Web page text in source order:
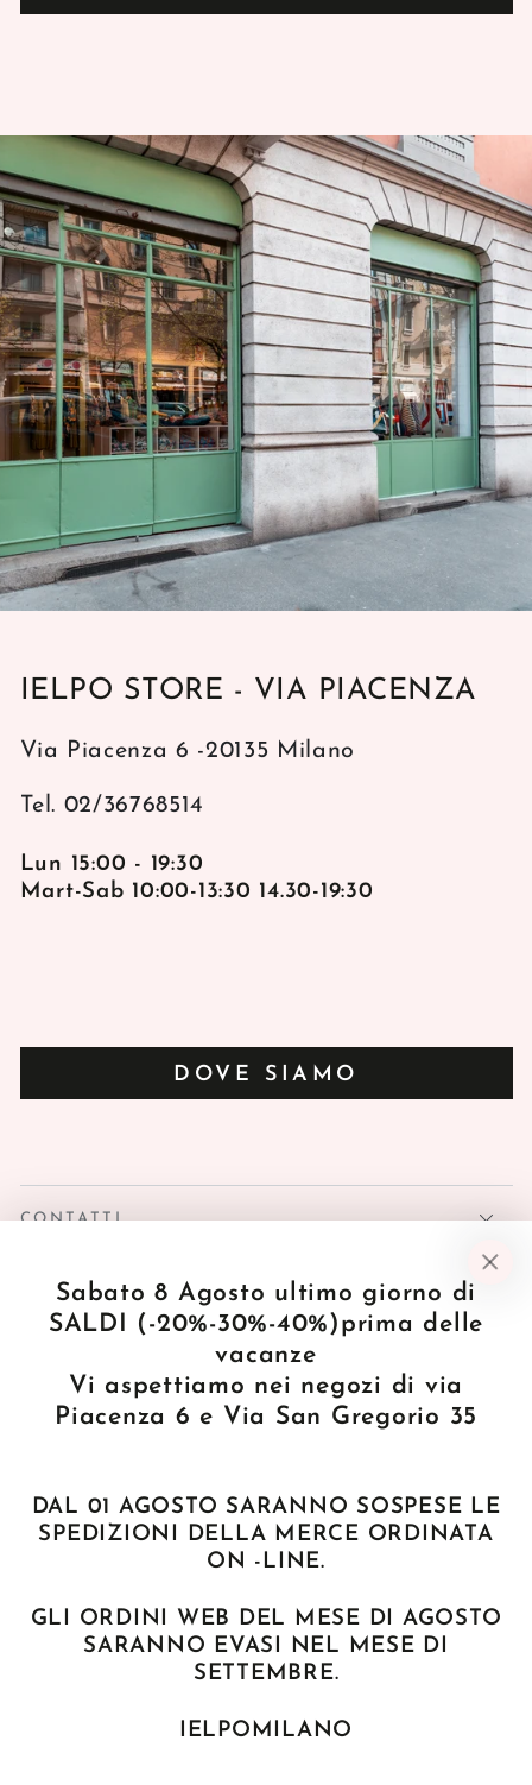
IELPO STORE - VIA PIACENZA
Via Piacenza 6 -20135 Milano
Tel. 02/36768514
Lun 15:00 - 19:30
Mart-Sab 10:00-13:30 14.30-19:30
DOVE SIAMO
CONTATTI
INFORMAZIONI
LE NOSTRE COLLEZIONI
NEWSLETTER
l'e-
qui
ISCRIVITI ALLA NOSTRA NEWSLETTER
FacebookInstagram
geografica
Sabato 8 Agosto ultimo giorno di
SALDI (-20%-30%-40%)prima delle
vacanze
Vi aspettiamo nei negozi di via
Piacenza 6 e Via San Gregorio 35
DAL 01 AGOSTO SARANNO SOSPESE LE
SPEDIZIONI DELLA MERCE ORDINATA
ON -LINE.
GLI ORDINI WEB DEL MESE DI AGOSTO
SARANNO EVASI NEL MESE DI
SETTEMBRE.
IELPOMILANO